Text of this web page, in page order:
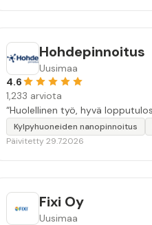
Hohdepinnoitus
Uusimaa
4.6
1,233 arviota
Kylpyhuoneiden nanopinnoitus
Päivitetty 29.7.2026
Fixi Oy
Uusimaa